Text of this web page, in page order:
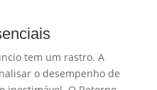
tem um rastro. A
o desempenho de